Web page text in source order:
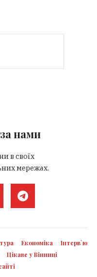
нами
в своїх
мережах.
Економіка
Інтерв`ю
Цікаве у Вінниці